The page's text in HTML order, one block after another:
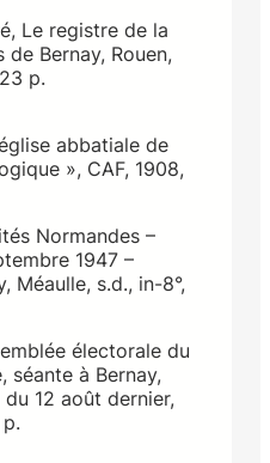
Le registre de la
Bernay, Rouen,
p.
abbatiale de
», CAF, 1908,
Normandes –
1947 –
Méaulle, s.d., in-8°,
électorale du
séante à Bernay,
12 août dernier,